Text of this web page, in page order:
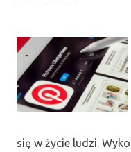
się w życie ludzi.